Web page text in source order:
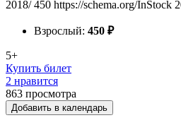
2018/ 450 https://schema.org/InStock
Взрослый: 450 ₽
5+
Купить билет
2 нравится
863 просмотра
Добавить в календарь